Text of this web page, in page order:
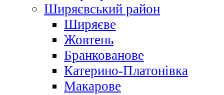
Ширяєвський район
Ширяєве
Жовтень
Бранкованове
Катерино-Платонівка
Макарове